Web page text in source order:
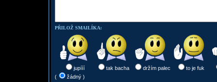
PŘILOŽ SMAILÍKA:
jupííí tak bacha držím palec
to je fuk
(
žádný )